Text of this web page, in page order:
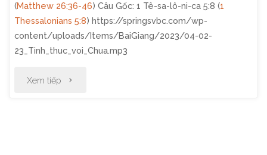
(Matthew 26:36-46) Câu Gốc: 1 Tê-sa-lô-ni-ca 5:8 (1
Thessalonians 5:8) https://springsvbc.com/wp-
content/uploads/Items/BaiGiang/2023/04-02-
23_Tinh_thuc_voi_Chua.mp3
Xem tiếp "Thờ